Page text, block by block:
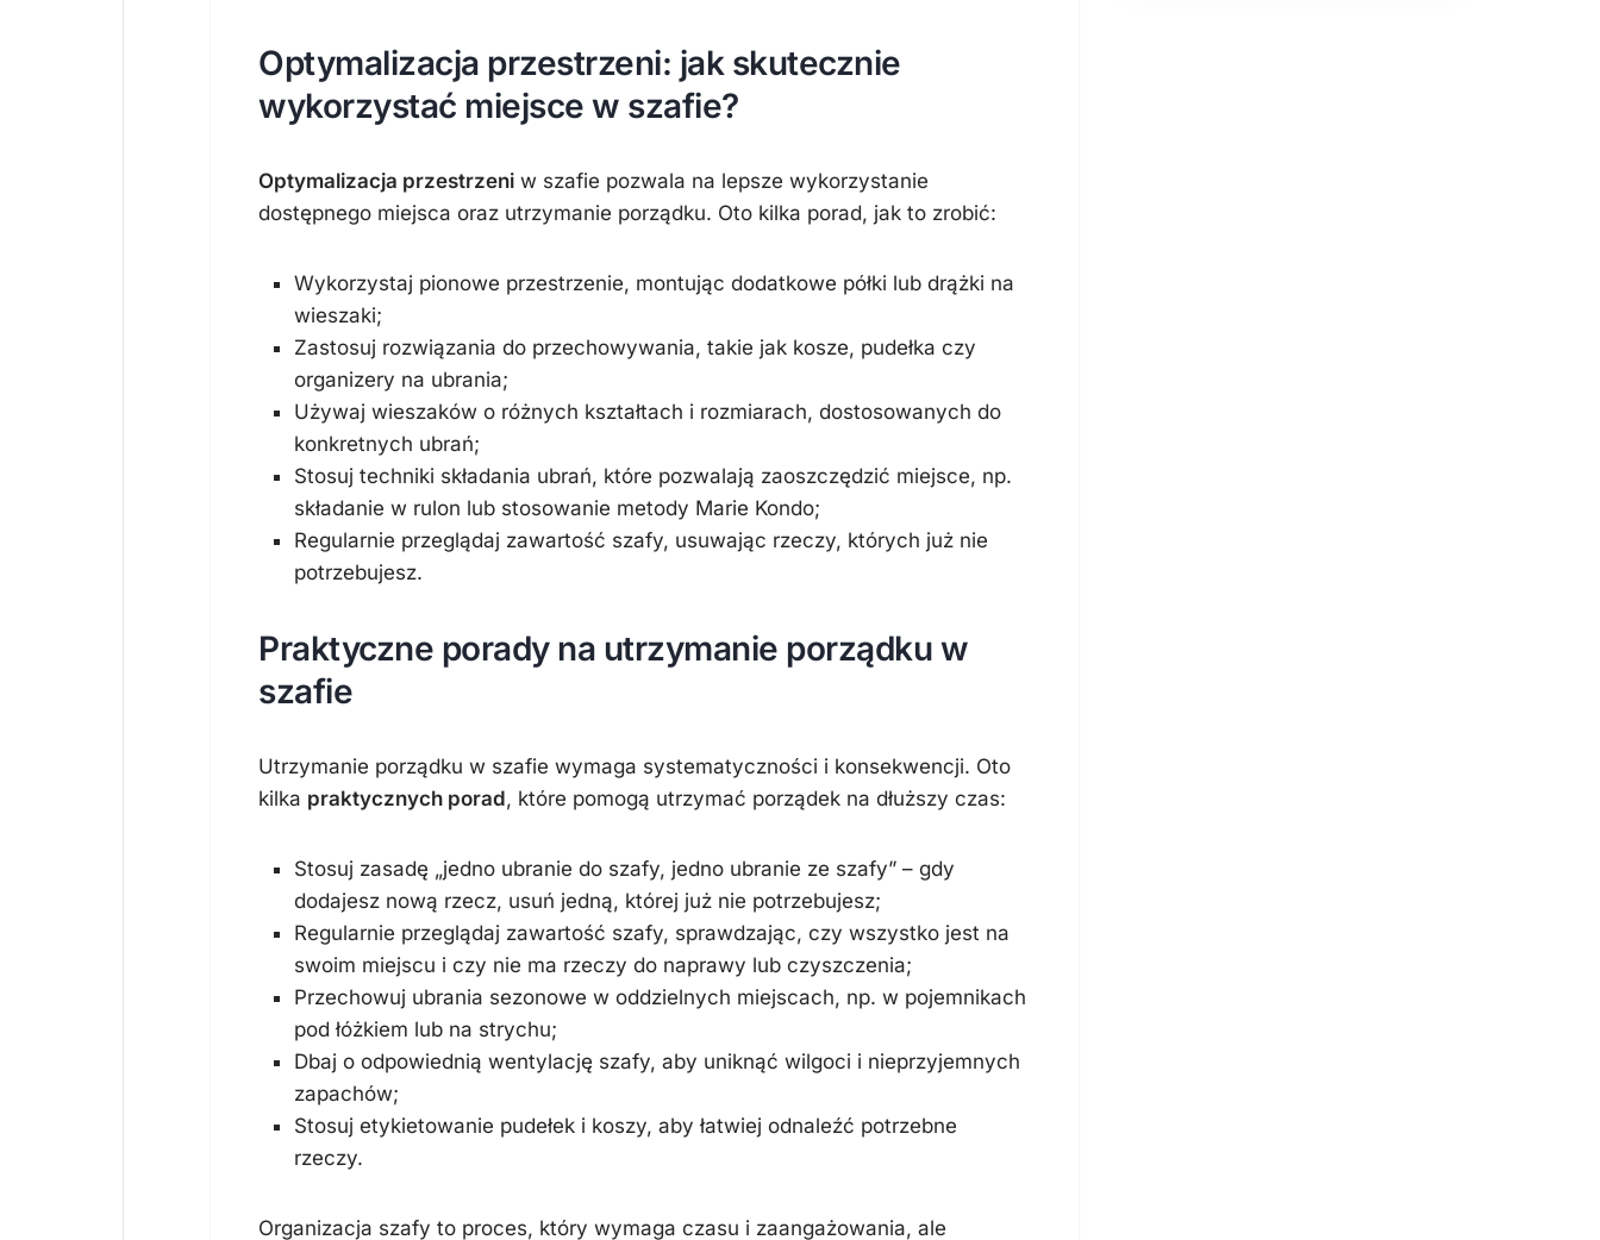
Optymalizacja przestrzeni: jak skutecznie
wykorzystać miejsce w szafie?
Optymalizacja przestrzeni w szafie pozwala na lepsze wykorzystanie
dostępnego miejsca oraz utrzymanie porządku. Oto kilka porad, jak to zrobić:
Wykorzystaj pionowe przestrzenie, montując dodatkowe półki lub drążki na
wieszaki;
Zastosuj rozwiązania do przechowywania, takie jak kosze, pudełka czy
organizery na ubrania;
Używaj wieszaków o różnych kształtach i rozmiarach, dostosowanych do
konkretnych ubrań;
Stosuj techniki składania ubrań, które pozwalają zaoszczędzić miejsce, np.
składanie w rulon lub stosowanie metody Marie Kondo;
Regularnie przeglądaj zawartość szafy, usuwając rzeczy, których już nie
potrzebujesz.
Praktyczne porady na utrzymanie porządku w
szafie
Utrzymanie porządku w szafie wymaga systematyczności i konsekwencji. Oto
kilka praktycznych porad, które pomogą utrzymać porządek na dłuższy czas:
Stosuj zasadę „jedno ubranie do szafy, jedno ubranie ze szafy” – gdy
dodajesz nową rzecz, usuń jedną, której już nie potrzebujesz;
Regularnie przeglądaj zawartość szafy, sprawdzając, czy wszystko jest na
swoim miejscu i czy nie ma rzeczy do naprawy lub czyszczenia;
Przechowuj ubrania sezonowe w oddzielnych miejscach, np. w pojemnikach
pod łóżkiem lub na strychu;
Dbaj o odpowiednią wentylację szafy, aby uniknąć wilgoci i nieprzyjemnych
zapachów;
Stosuj etykietowanie pudełek i koszy, aby łatwiej odnaleźć potrzebne
rzeczy.
Organizacja szafy to proces, który wymaga czasu i zaangażowania, ale